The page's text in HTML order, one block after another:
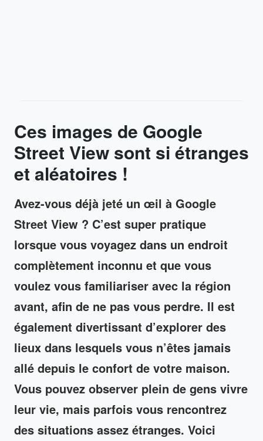
Ces images de Google
Street View sont si étranges
et aléatoires !
Avez-vous déjà jeté un œil à Google
Street View ? C’est super pratique
lorsque vous voyagez dans un endroit
complètement inconnu et que vous
voulez vous familiariser avec la région
avant, afin de ne pas vous perdre. Il est
également divertissant d’explorer des
lieux dans lesquels vous n’êtes jamais
allé depuis le confort de votre maison.
Vous pouvez observer plein de gens vivre
leur vie, mais parfois vous rencontrez
des situations assez étranges. Voici